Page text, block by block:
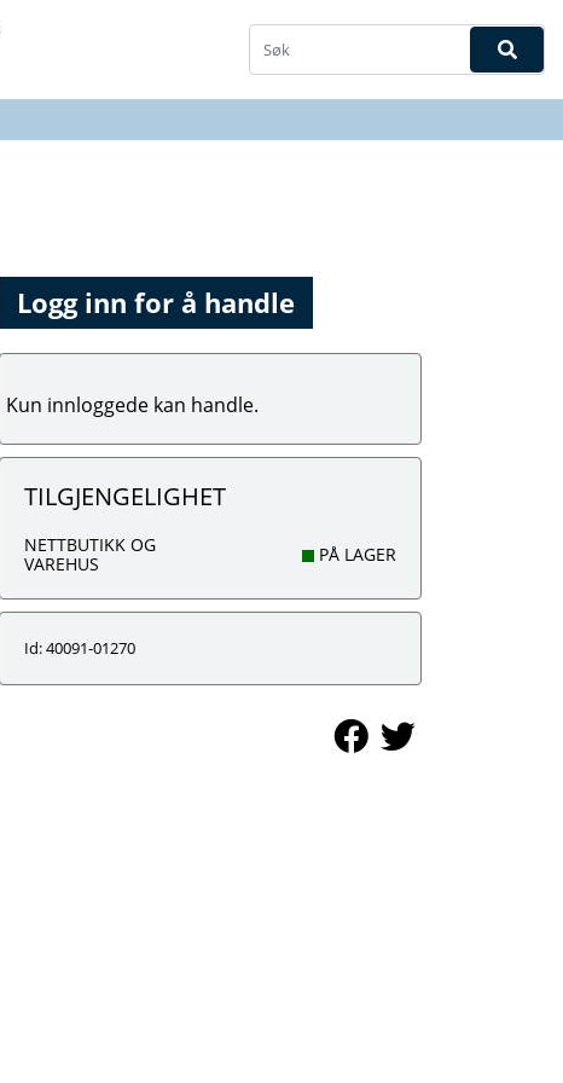
Logg inn for å handle
Kun innloggede kan handle.
TILGJENGELIGHET
NETTBUTIKK OG
VAREHUS
PÅ LAGER
Id: 40091-01270